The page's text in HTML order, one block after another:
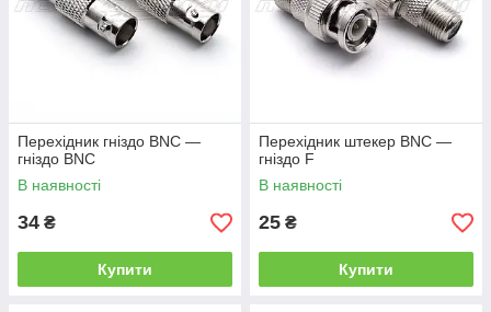
Перехідник гніздо BNC —
гніздо BNC
В наявності
34 ₴
Купити
Перехідник штекер BNC —
гніздо F
В наявності
25 ₴
Купити